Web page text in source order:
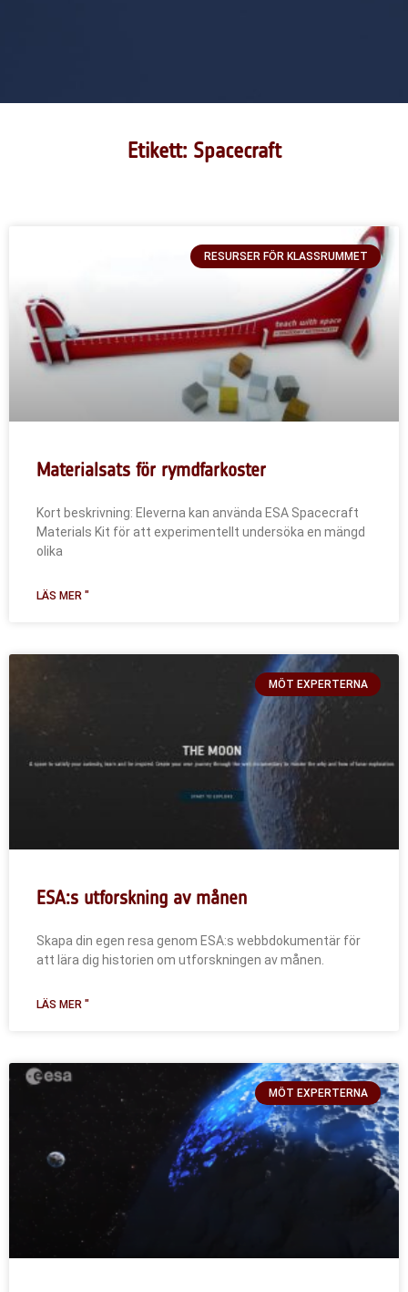
Etikett: Spacecraft
RESURSER FÖR KLASSRUMMET
Materialsats för rymdfarkoster
Kort beskrivning: Eleverna kan använda ESA Spacecraft
Materials Kit för att experimentellt undersöka en mängd
olika
LÄS MER "
MÖT EXPERTERNA
ESA:s utforskning av månen
Skapa din egen resa genom ESA:s webbdokumentär för
att lära dig historien om utforskningen av månen.
LÄS MER "
MÖT EXPERTERNA